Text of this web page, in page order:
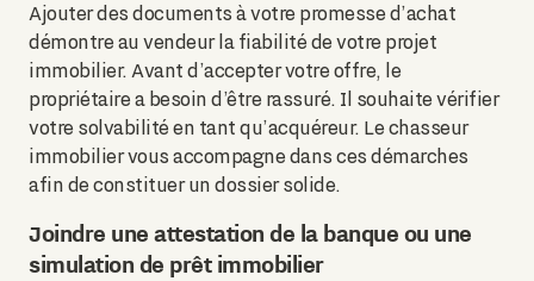
Ajouter des documents à votre promesse d’achat
démontre au vendeur la fiabilité de votre projet
immobilier. Avant d’accepter votre offre, le
propriétaire a besoin d’être rassuré. Il souhaite vérifier
votre solvabilité en tant qu’acquéreur. Le chasseur
immobilier vous accompagne dans ces démarches
afin de constituer un dossier solide.
Joindre une attestation de la banque ou une
simulation de prêt immobilier